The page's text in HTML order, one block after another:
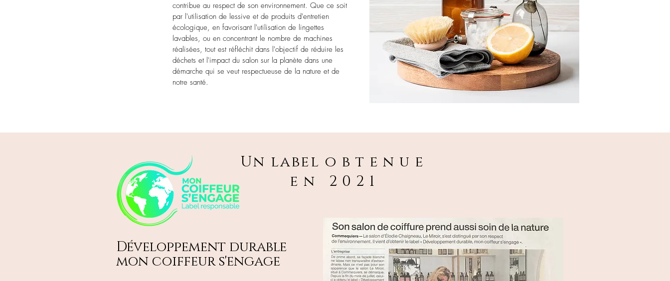
contribue au respect de son environnement. Que ce soit
par l'utilisation de lessive et de produits d'entretien
écologique, en favorisant l'utilisation de lingettes
lavables, ou en concentrant le nombre de machines
réalisées, tout est réfléchit dans l'objectif de réduire les
déchets et l'impact du salon sur la planète dans une
démarche qui se veut respectueuse de la nature et de
notre santé.
Un label obtenue
en 2021
Développement durable
mon coiffeur s'engage